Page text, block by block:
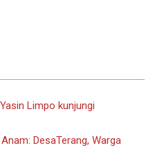
Limpo kunjungi
DesaTerang, Warga